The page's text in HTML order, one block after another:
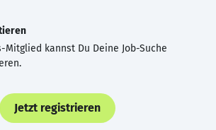
Mitglied kannst Du Deine Job-Suche
Jetzt registrieren